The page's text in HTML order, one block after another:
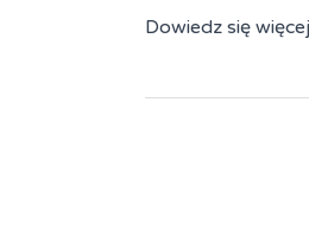
Kołobrzeg
Dowiedz się